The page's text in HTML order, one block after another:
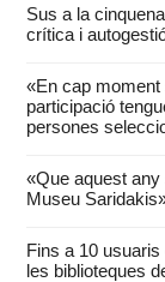
Sus a la
crítica i
«En cap moment
participació
persones
«Que aquest
Museu
Fins a 10
les biblioteques